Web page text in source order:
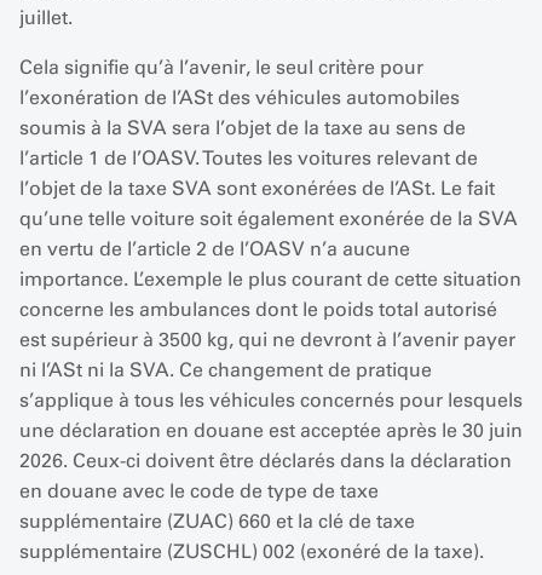
juillet.
Cela signifie qu’à l’avenir, le seul critère pour
l’exonération de l’ASt des véhicules automobiles
soumis à la SVA sera l’objet de la taxe au sens de
l’article 1 de l’OASV. Toutes les voitures relevant de
l’objet de la taxe SVA sont exonérées de l’ASt. Le fait
qu’une telle voiture soit également exonérée de la SVA
en vertu de l’article 2 de l’OASV n’a aucune
importance. L’exemple le plus courant de cette situation
concerne les ambulances dont le poids total autorisé
est supérieur à 3500 kg, qui ne devront à l’avenir payer
ni l’ASt ni la SVA. Ce changement de pratique
s’applique à tous les véhicules concernés pour lesquels
une déclaration en douane est acceptée après le 30 juin
2026. Ceux-ci doivent être déclarés dans la déclaration
en douane avec le code de type de taxe
supplémentaire (ZUAC) 660 et la clé de taxe
supplémentaire (ZUSCHL) 002 (exonéré de la taxe).